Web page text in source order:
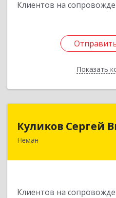
Клиентов на
Показать
Куликов Сергей
Неман
Клиентов на
Куликов